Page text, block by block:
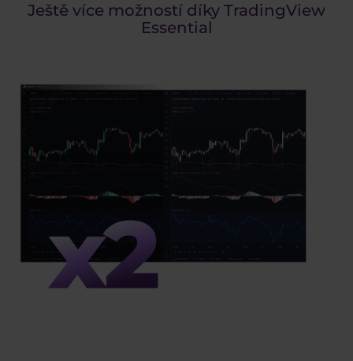
Ještě více možností díky TradingView
Essential